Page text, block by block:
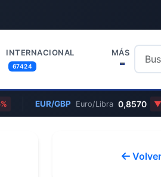
INTERNACIONAL
67424
MÁS
EUR/GBP Euro/Libra 0,8570